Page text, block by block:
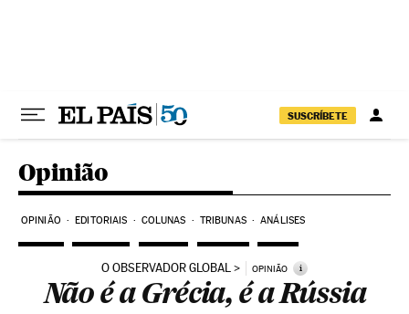
SUSCRÍBETE
Opinião
OPINIÃO EDITORIAIS COLUNAS TRIBUNAS ANÁLISES
O OBSERVADOR GLOBAL OPINIÃO i
Não é a Grécia, é a Rússia